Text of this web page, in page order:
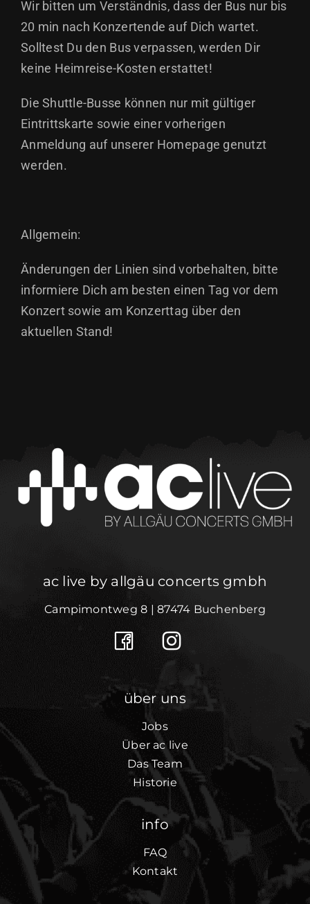
Wir bitten um Verständnis, dass der Bus nur bis
20 min nach Konzertende auf Dich wartet.
Solltest Du den Bus verpassen, werden Dir
keine Heimreise-Kosten erstattet!
Die Shuttle-Busse können nur mit gültiger
Eintrittskarte sowie einer vorherigen
Anmeldung auf unserer Homepage genutzt
werden.
Allgemein:
Änderungen der Linien sind vorbehalten, bitte
informiere Dich am besten einen Tag vor dem
Konzert sowie am Konzerttag über den
aktuellen Stand!
ac live by allgäu concerts gmbh
Campimontweg 8 | 87474 Buchenberg
über uns
Jobs
Über ac live
Das Team
Historie
info
FAQ
Kontakt